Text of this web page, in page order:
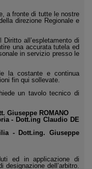
a fronte di tutte le nostre
direzione Regionale e
all’espletamento di
una accurata tutela ed
in servizio presso le
la costante e continua
fin qui sollevate.
un tavolo tecnico di
Giuseppe ROMANO
- Dott.ing Claudio DE
- Dott.ing. Giuseppe
ed in applicazione di
dell’arbitro.